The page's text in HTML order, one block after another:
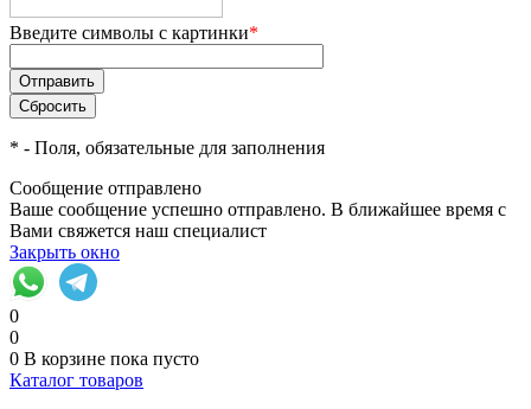
Введите символы с картинки*
* - Поля, обязательные для заполнения
Сообщение отправлено
Ваше сообщение успешно отправлено. В ближайшее время с
Вами свяжется наш специалист
Закрыть окно
0
0
0 В корзине пока пусто
Каталог товаров